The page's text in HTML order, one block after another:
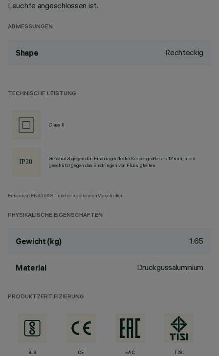
Leuchte angeschlossen ist.
ABMESSUNGEN
Shape Rechteckig
TECHNISCHE LEISTUNG
Class II
Geschützt gegen das Eindringen fester Körper größer als 12 mm, nicht
geschützt gegen das Eindringen von Flüssigkeiten.
Entspricht EN60598-1 und den geltenden Vorschriften.
PHYSIKALISCHE EIGENSCHAFTEN
Gewicht (kg) 1.65
Material Druckgussaluminium
PRODUKTZERTIFIZIERUNG
BIS CE EAC TISI